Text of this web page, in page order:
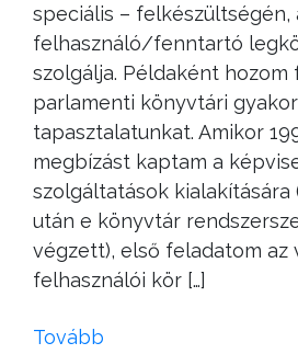
speciális – felkészültségén,
felhasználó/fenntartó
szolgálja. Példaként hozom
parlamenti könyvtári
tapasztalatunkat. Amikor
megbízást kaptam a
szolgáltatások kialakítására
után e könyvtár
végzett), első feladatom az
felhasználói kör […]
Tovább